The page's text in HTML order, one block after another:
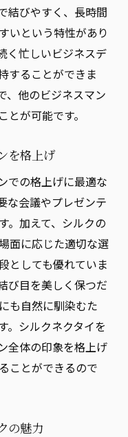
結びやすく、長時間
いという特性があり
く忙しいビジネスデ
することができま
、他のビジネスマン
が可能です。
を格上げ
での格上げに最適な
な会議やプレゼンテ
。加えて、シルクの
面に応じた適切な選
としても優れていま
び目を美しく保つだ
も自然に馴染むた
。シルクネクタイを
全体の印象を格上げ
ことができるので
の魅力